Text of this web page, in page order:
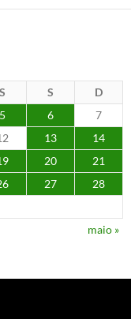
S S
D
5 6
7
13
14
20
21
27
28
maio »